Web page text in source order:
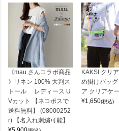
《mau.さんコラボ商品
》リネン 100% 大判ス
トール レディース U
Vカット 【ネコポスで
送料無料】 (08000252
r) 【名入れ刺繍可能】
KAKSI クリ
め掛けバッ
ア クリアケ
¥1,650(税込)